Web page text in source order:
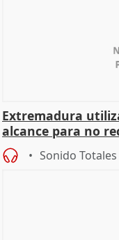
Extremadura
alcance para no
Sonido Totales